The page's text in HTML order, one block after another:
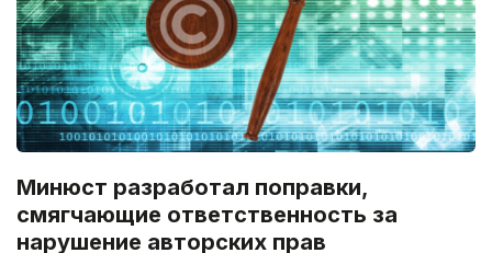
Минюст разработал поправки,
смягчающие ответственность за
нарушение авторских прав